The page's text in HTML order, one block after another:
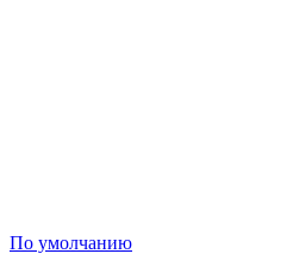
По умолчанию